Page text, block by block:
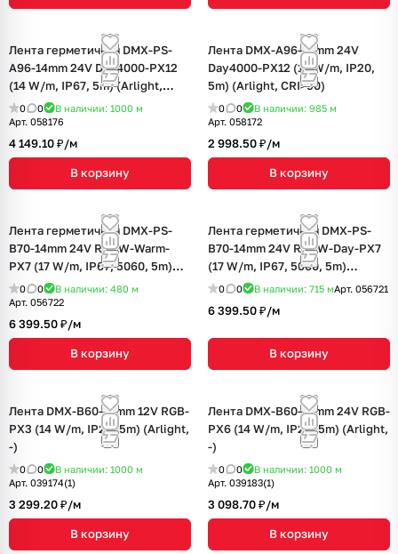
Лента герметичная DMX-PS-
A96-14mm 24V Day4000-PX12
(14 W/m, IP67, 5m) (Arlight,
CRI>90)
0 0 В наличии: 1000 м
Арт. 058176
4 149.10 ₽/м
В корзину
Лента DMX-A96-12mm 24V
Day4000-PX12 (14 W/m, IP20,
5m) (Arlight, CRI>90)
0 0 В наличии: 985 м
Арт. 058172
2 998.50 ₽/м
В корзину
Лента герметичная DMX-PS-
B70-14mm 24V RGBW-Warm-
PX7 (17 W/m, IP67, 5060, 5m)
(Arlight, CRI>90)
0 0 В наличии: 480 м
Арт. 056722
6 399.50 ₽/м
В корзину
Лента герметичная DMX-PS-
B70-14mm 24V RGBW-Day-PX7
(17 W/m, IP67, 5060, 5m)
(Arlight, CRI>90)
0 0 В наличии: 715 мАрт. 056721
6 399.50 ₽/м
В корзину
Лента DMX-B60-10mm 12V RGB-
PX3 (14 W/m, IP20, 5m) (Arlight,
-)
0 0 В наличии: 1000 м
Арт. 039174(1)
3 299.20 ₽/м
В корзину
Лента DMX-B60-10mm 24V RGB-
PX6 (14 W/m, IP20, 5m) (Arlight,
-)
0 0 В наличии: 1000 м
Арт. 039183(1)
3 098.70 ₽/м
В корзину